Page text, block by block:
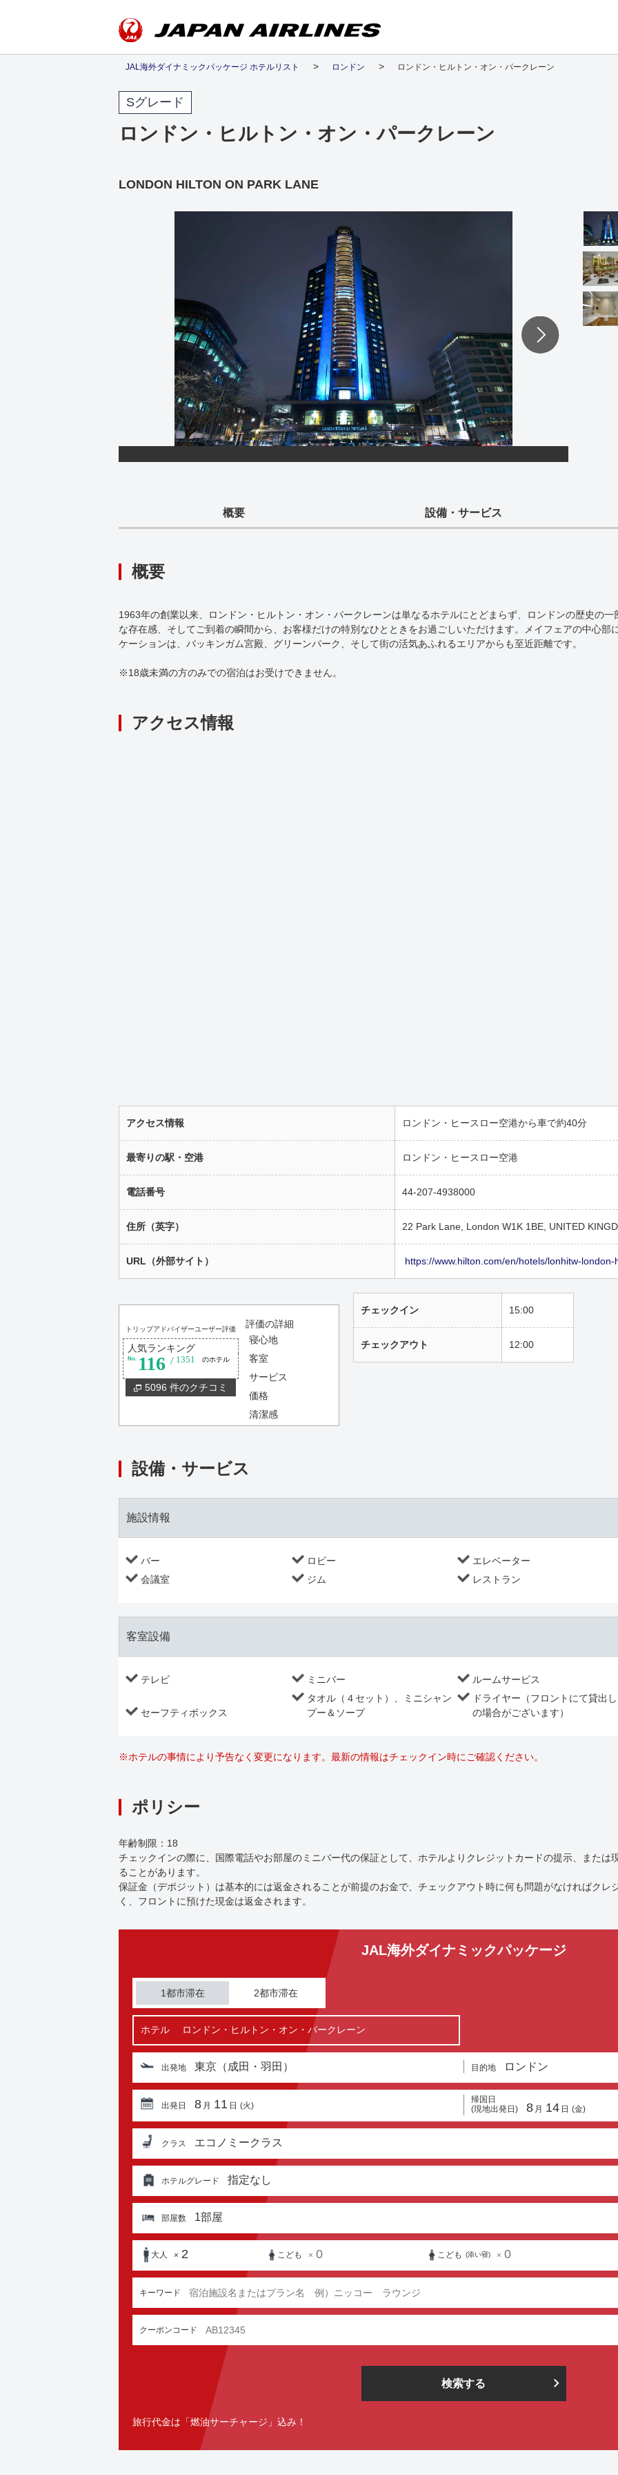
JAL海外ダイナミックパッケージ ホテルリスト ロンドン ロンドン・ヒルトン・オン・パークレーン
Sグレード
ロンドン・ヒルトン・オン・パークレーン
LONDON HILTON ON PARK LANE
概要 設備・サービス
概要
1963年の創業以来、ロンドン・ヒルトン・オン・パークレーンは単なるホテルにとどまらず、ロンドンの歴史の
な存在感、そしてご到着の瞬間から、お客様だけの特別なひとときをお過ごしいただけます。メイフェアの中心部
ケーションは、バッキンガム宮殿、グリーンパーク、そして街の活気あふれるエリアからも至近距離です。
※18歳未満の方のみでの宿泊はお受けできません。
アクセス情報
アクセス情報 ロンドン・ヒースロー空港から車で約40分
最寄りの駅・空港 ロンドン・ヒースロー空港
電話番号 44-207-4938000
住所（英字） 22 Park Lane, London W1K 1BE, UNITED
URL（外部サイト） https://www.hilton.com/en/hotels/lonhitw-
トリップアドバイザーユーザー評価
人気ランキング
No. 116 / 1351 のホテル
5096 件のクチコミ
評価の詳細
寝心地
客室
サービス
価格
清潔感
チェックイン 15:00
チェックアウト 12:00
設備・サービス
施設情報
バー ロビー
エレベーター
会議室
ジム レストラン
客室設備
テレビ ミニバー ルームサービス
セーフティボックス
タオル（４セット）、ミニシャン
プー＆ソープ
ドライヤー（フロントにて貸出し
の場合がございます）
※ホテルの事情により予告なく変更になります。最新の情報はチェックイン時にご確認ください。
ポリシー
年齢制限： 18
チェックインの際に、国際電話やお部屋のミニバー代の保証として、ホテルよりクレジットカードの提示、または
ることがあります。
保証金（デポジット）は基本的には返金されることが前提のお金で、チェックアウト時に何も問題がなければクレ
く、フロントに預けた現金は返金されます。
JAL海外ダイナミックパッケージ
1都市滞在 2都市滞在
ホテル ロンドン・ヒルトン・オン・パークレーン
出発地 東京（成田・羽田） 目的地 ロンドン
出発日 8 月 11 日 (火)
帰国日
(現地出発日)
8 月 14 日 (金)
クラス エコノミークラス
ホテルグレード 指定なし
部屋数 1部屋
大人 × 2 こども × 0 こども (添い寝) × 0
キーワード
クーポンコード
検索する
旅行代金は「燃油サーチャージ」込み！